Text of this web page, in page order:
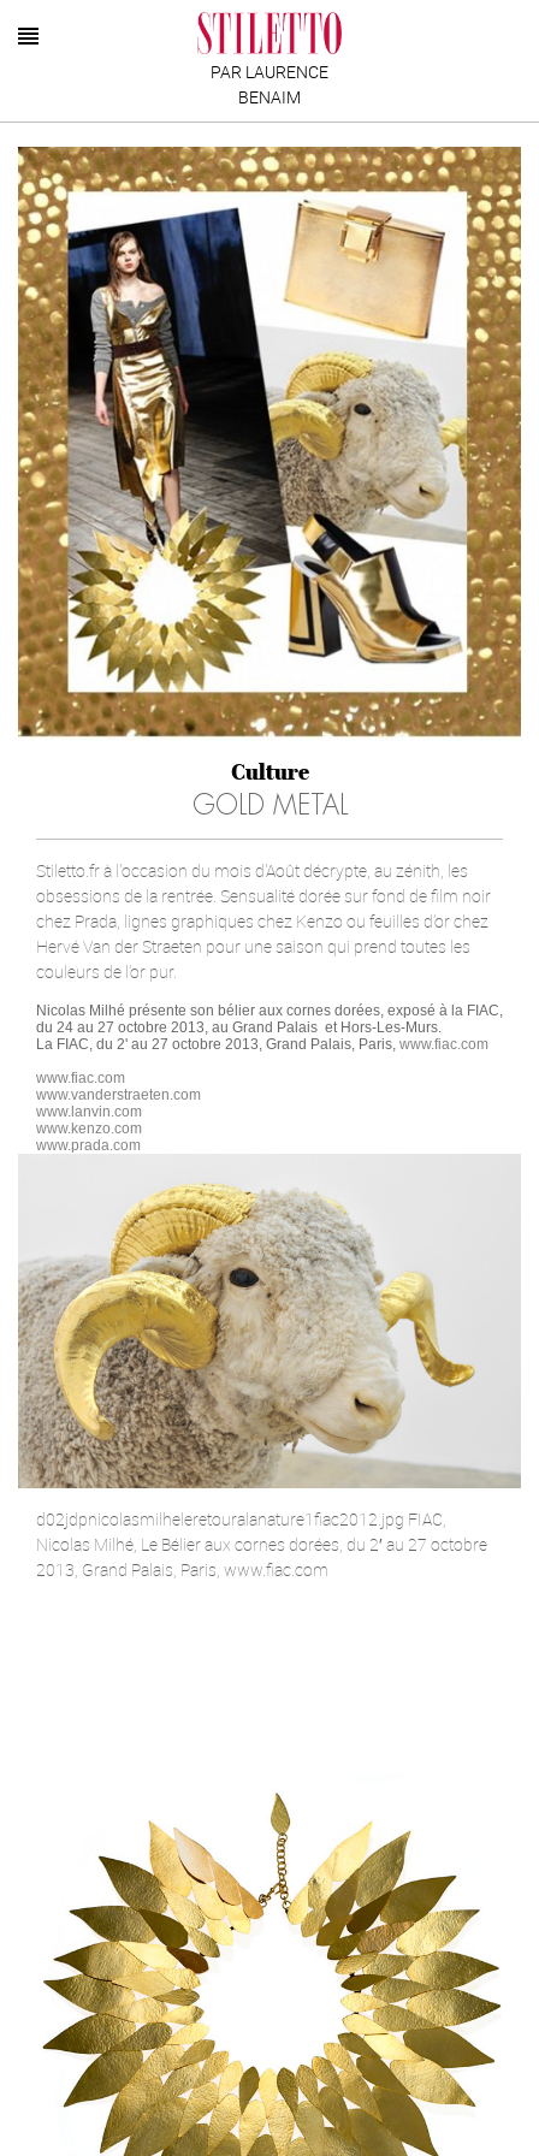
PAR LAURENCE
BENAIM
Culture
GOLD METAL
Stiletto.fr à l'occasion du mois d'Août décrypte, au zénith, les
obsessions de la rentrée. Sensualité dorée sur fond de film noir
chez Prada, lignes graphiques chez Kenzo ou feuilles d’or chez
Hervé Van der Straeten pour une saison qui prend toutes les
couleurs de l’or pur.
Nicolas Milhé présente son bélier aux cornes dorées, exposé à la FIAC,
du 24 au 27 octobre 2013, au Grand Palais et Hors-Les-Murs.
La FIAC, du 2' au 27 octobre 2013, Grand Palais, Paris, www.fiac.com
www.fiac.com
www.vanderstraeten.com
www.lanvin.com
www.kenzo.com
www.prada.com
d02jdpnicolasmilheleretouralanature1fiac2012.jpg FIAC,
Nicolas Milhé, Le Bélier aux cornes dorées, du 2′ au 27 octobre
2013, Grand Palais, Paris, www.fiac.com